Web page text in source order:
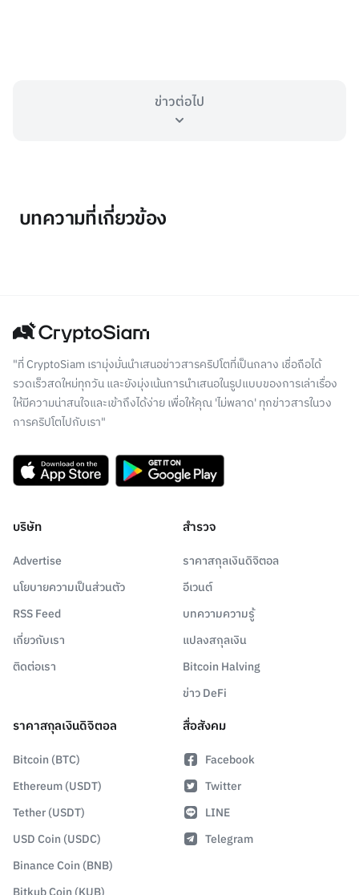
ข่าวต่อไป
บทความที่เกี่ยวข้อง
"ที่ CryptoSiam เรามุ่งมั่นนำเสนอข่าวสารคริปโตที่เป็นกลาง เชื่อถือได้
รวดเร็วสดใหม่ทุกวัน และยังมุ่งเน้นการนำเสนอในรูปแบบของการเล่าเรื่อง
ให้มีความน่าสนใจและเข้าถึงได้ง่าย เพื่อให้คุณ 'ไม่พลาด' ทุกข่าวสารในวง
การคริปโตไปกับเรา"
บริษัท
Advertise
นโยบายความเป็นส่วนตัว
RSS Feed
เกี่ยวกับเรา
ติดต่อเรา
สำรวจ
ราคาสกุลเงินดิจิตอล
อีเวนต์
บทความความรู้
แปลงสกุลเงิน
Bitcoin Halving
ข่าว DeFi
ราคาสกุลเงินดิจิตอล
Bitcoin (BTC)
Ethereum (USDT)
Tether (USDT)
USD Coin (USDC)
Binance Coin (BNB)
สื่อสังคม
Facebook
Twitter
LINE
Telegram